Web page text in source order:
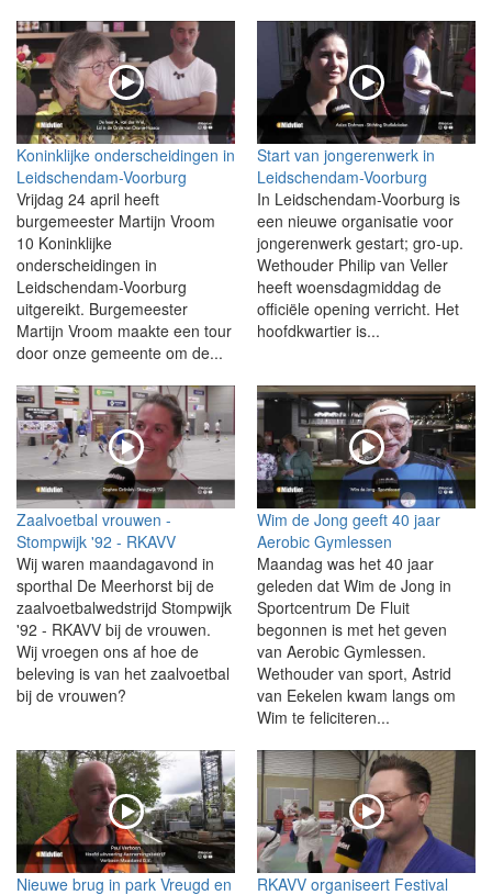
Koninklijke onderscheidingen in
Leidschendam-Voorburg
Vrijdag 24 april heeft
burgemeester Martijn Vroom
10 Koninklijke
onderscheidingen in
Leidschendam-Voorburg
uitgereikt. Burgemeester
Martijn Vroom maakte een tour
door onze gemeente om de...
Start van jongerenwerk in
Leidschendam-Voorburg
In Leidschendam-Voorburg is
een nieuwe organisatie voor
jongerenwerk gestart; gro-up.
Wethouder Philip van Veller
heeft woensdagmiddag de
officiële opening verricht. Het
hoofdkwartier is...
Zaalvoetbal vrouwen -
Stompwijk '92 - RKAVV
Wij waren maandagavond in
sporthal De Meerhorst bij de
zaalvoetbalwedstrijd Stompwijk
'92 - RKAVV bij de vrouwen.
Wij vroegen ons af hoe de
beleving is van het zaalvoetbal
bij de vrouwen?
Wim de Jong geeft 40 jaar
Aerobic Gymlessen
Maandag was het 40 jaar
geleden dat Wim de Jong in
Sportcentrum De Fluit
begonnen is met het geven
van Aerobic Gymlessen.
Wethouder van sport, Astrid
van Eekelen kwam langs om
Wim te feliciteren...
Nieuwe brug in park Vreugd en
RKAVV organiseert Festival